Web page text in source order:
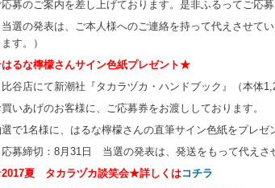
募のご案内を差し上げております。是非ふるってご応募
選の発表は、ご本人様へのご連絡を持って代えさせて
す。）
るな檸檬さんサイン色紙プレゼント★
谷店にて新潮社『タカラヅカ・ハンドブック』（本体
いあげのお客様に、ご応募券をお渡ししております。
で1名様に、はるな檸檬さんの直筆サイン色紙をプレゼ
募締切：8月31日 当選の発表は、発送をもって代えさ
夏 タカラヅカ談笑会★詳しくはコチラ